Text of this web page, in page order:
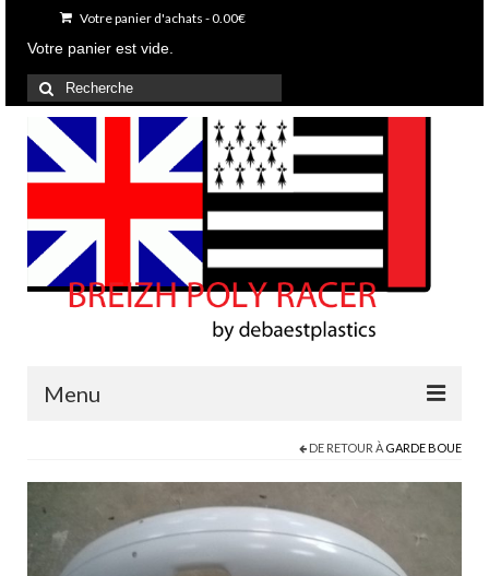
Votre panier d'achats -0.00€
Votre panier est vide.
Rechercher
:
Menu
Projets en cours
DE RETOUR À GARDE BOUE